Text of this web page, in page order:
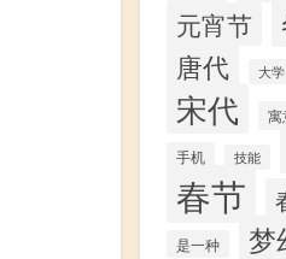
元宵节
唐代 大学
宋代 寓
手机 技能
春节
是一种 梦